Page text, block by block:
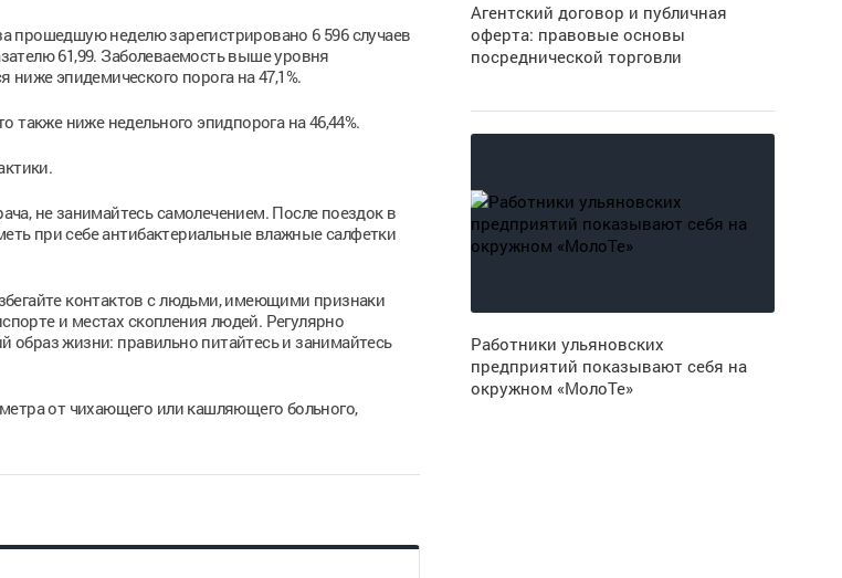
прошедшую неделю зарегистрировано 6 596 случаев
61,99. Заболеваемость выше уровня
ниже эпидемического порога на 47,1%.
также ниже недельного эпидпорога на 46,44%.
не занимайтесь самолечением. После поездок в
при себе антибактериальные влажные салфетки
контактов с людьми, имеющими признаки
и местах скопления людей. Регулярно
жизни: правильно питайтесь и занимайтесь
от чихающего или кашляющего больного,
Агентский договор и публичная
оферта: правовые основы
посреднической торговли
Работники ульяновских
предприятий показывают себя на
окружном «МолоТе»